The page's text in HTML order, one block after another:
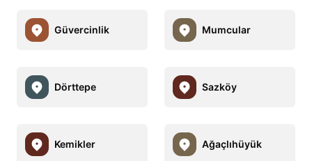
Güvercinlik Mumcular
Dörttepe Sazköy
Kemikler Ağaçlıhüyük